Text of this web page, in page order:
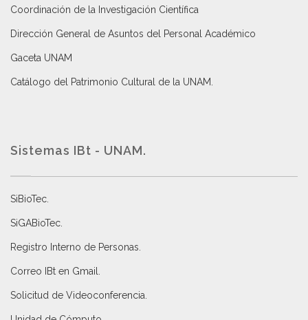
Coordinación de la Investigación Científica
Dirección General de Asuntos del Personal Académico
Gaceta UNAM
Catálogo del Patrimonio Cultural de la UNAM.
Sistemas IBt - UNAM.
SiBioTec
SiGABioTec.
Registro Interno de Personas
Correo IBt en Gmail
Solicitud de Videoconferencia.